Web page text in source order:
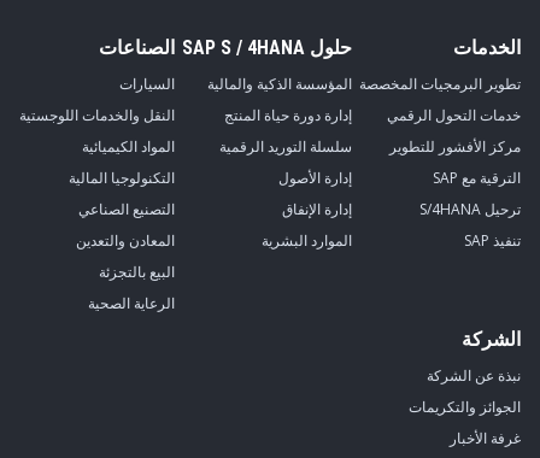
الخدمات
تطوير البرمجيات المخصصة
خدمات التحول الرقمي
مركز الأفشور للتطوير
الترقية مع SAP
ترحيل S/4HANA
تنفيذ SAP
حلول SAP S / 4HANA
المؤسسة الذكية والمالية
إدارة دورة حياة المنتج
سلسلة التوريد الرقمية
إدارة الأصول
إدارة الإنفاق
الموارد البشرية
الصناعات
السيارات
النقل والخدمات اللوجستية
المواد الكيميائية
التكنولوجيا المالية
التصنيع الصناعي
المعادن والتعدين
البيع بالتجزئة
الرعاية الصحية
الشركة
نبذة عن الشركة
الجوائز والتكريمات
غرفة الأخبار